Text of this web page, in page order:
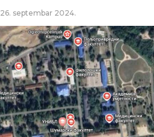
26. septembar 2024.